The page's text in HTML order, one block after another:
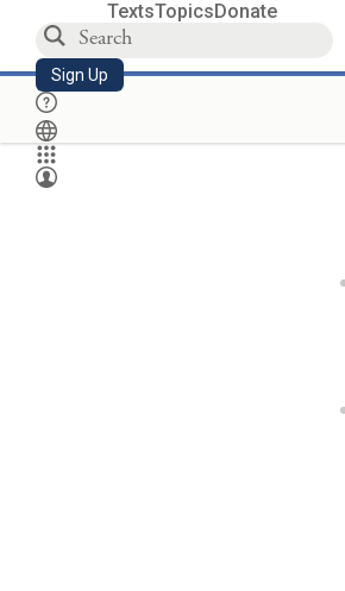
TextsTopicsDonate
Sign Up